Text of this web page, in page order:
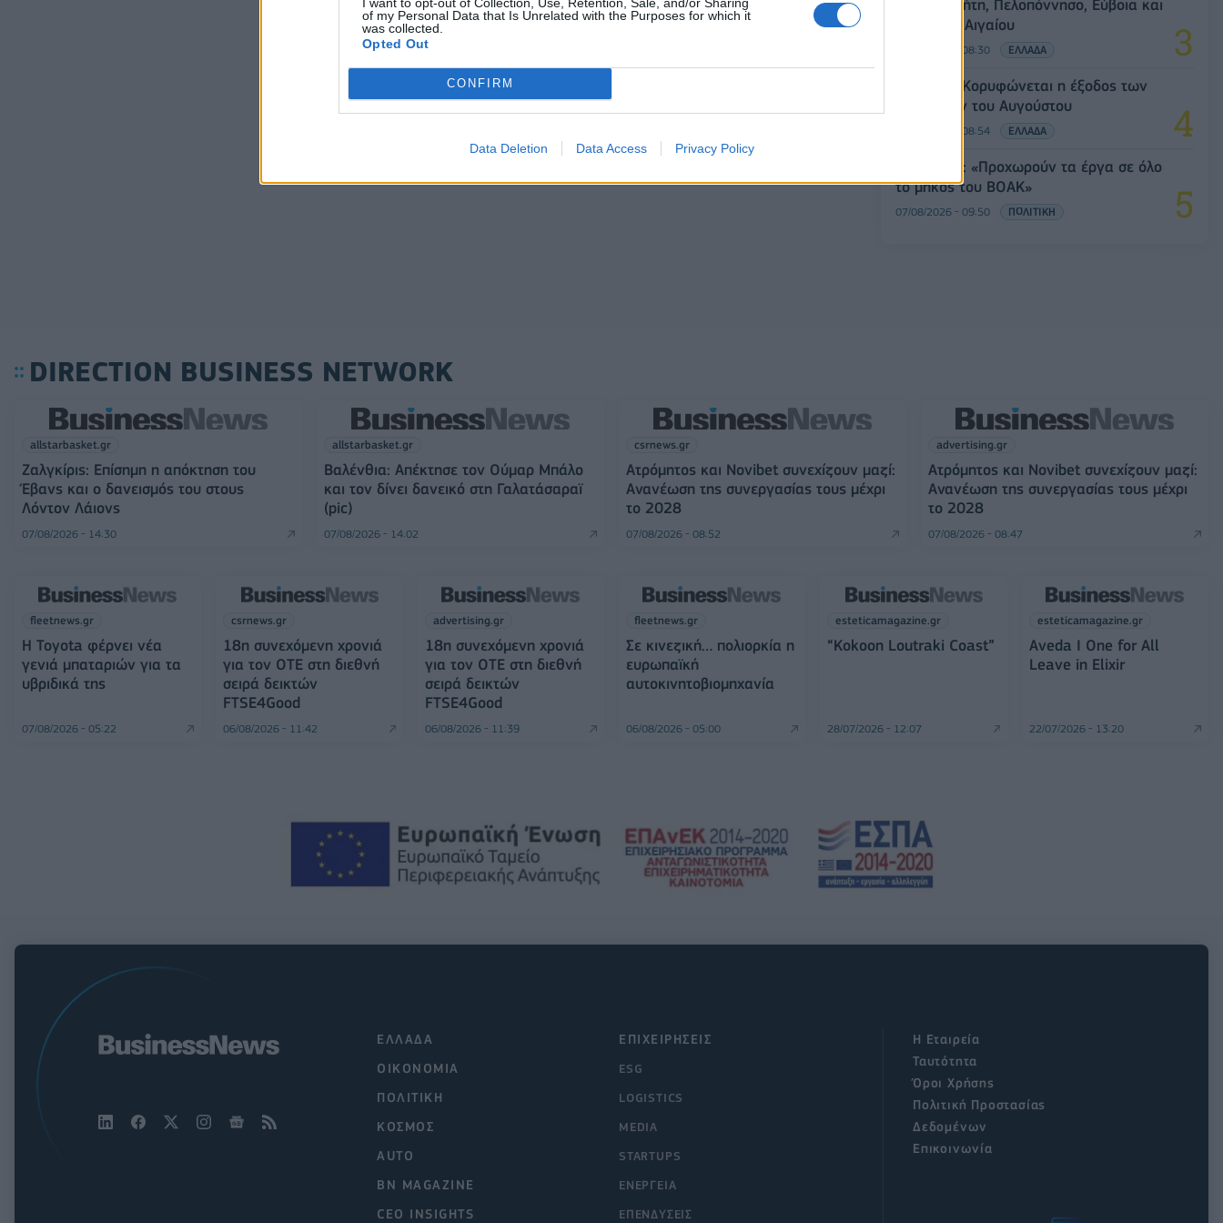
of my Personal Data that Is Unrelated with the Purposes for which it
was collected.
Opted Out
CONFIRM
Data Deletion Data Access Privacy Policy
Αττική, Κρήτη, Πελοπόννησο, Εύβοια και
νησιά του Αιγαίου
07/08/2026 - 08:30 ΕΛΛΑΔΑ
Πειραιάς: Κορυφώνεται η έξοδος των
αδειούχων του Αυγούστου
07/08/2026 - 08:54 ΕΛΛΑΔΑ
Χρ. Δήμας: «Προχωρούν τα έργα σε όλο
το μήκος του ΒΟΑΚ»
07/08/2026 - 09:50 ΠΟΛΙΤΙΚΗ
DIRECTION BUSINESS NETWORK
allstarbasket.gr
Ζαλγκίρις: Επίσημη η απόκτηση του
Έβανς και ο δανεισμός του στους
Λόντον Λάιονς
07/08/2026 - 14:30
allstarbasket.gr
Βαλένθια: Απέκτησε τον Ούμαρ Μπάλο
και τον δίνει δανεικό στη Γαλατάσαραϊ
(pic)
07/08/2026 - 14:02
csrnews.gr
Ατρόμητος και Novibet συνεχίζουν μαζί:
Ανανέωση της συνεργασίας τους μέχρι
το 2028
07/08/2026 - 08:52
advertising.gr
Ατρόμητος και Novibet συνεχίζουν μαζί:
Ανανέωση της συνεργασίας τους μέχρι
το 2028
07/08/2026 - 08:47
fleetnews.gr
Η Toyota φέρνει νέα
γενιά μπαταριών για τα
υβριδικά της
07/08/2026 - 05:22
csrnews.gr
18η συνεχόμενη χρονιά
για τον ΟΤΕ στη διεθνή
σειρά δεικτών
FTSE4Good
06/08/2026 - 11:42
advertising.gr
18η συνεχόμενη χρονιά
για τον ΟΤΕ στη διεθνή
σειρά δεικτών
FTSE4Good
06/08/2026 - 11:39
fleetnews.gr
Σε κινεζική… πολιορκία η
ευρωπαϊκή
αυτοκινητοβιομηχανία
06/08/2026 - 05:00
esteticamagazine.gr
“Kokoon Loutraki Coast”
28/07/2026 - 12:07
esteticamagazine.gr
Aveda I One for All
Leave in Elixir
22/07/2026 - 13:20
ΕΠΙΧΕΙΡΗΣΕΙΣ
ESG
LOGISTICS
MEDIA
STARTUPS
ΕΝΕΡΓΕΙΑ
ΕΠΕΝΔΥΣΕΙΣ
ΕΛΛΑΔΑ
ΟΙΚΟΝΟΜΙΑ
ΠΟΛΙΤΙΚΗ
ΚΟΣΜΟΣ
AUTO
BN MAGAZINE
CEO INSIGHTS
Η Εταιρεία
Ταυτότητα
Όροι Χρήσης
Πολιτική Προστασίας
Δεδομένων
Επικοινωνία